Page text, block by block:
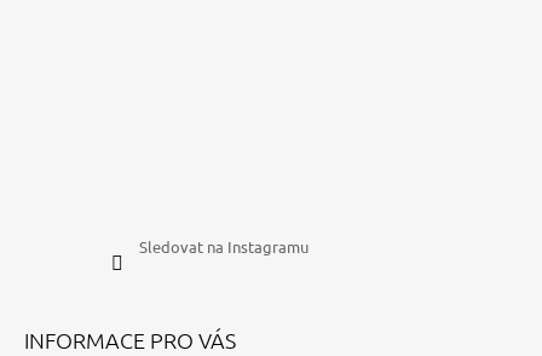
Sledovat na Instagramu
INFORMACE PRO VÁS